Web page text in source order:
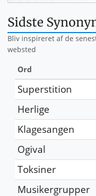
Sidste
Bliv inspireret af de
websted
Ord
Superstition
Herlige
Klagesangen
Ogival
Toksiner
Musikergrupper